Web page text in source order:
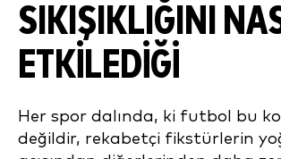
SIKIŞIKLIĞINI
ETKILEDIĞI
Her spor dalında, ki futbol bu
değildir, rekabetçi fikstürlerin